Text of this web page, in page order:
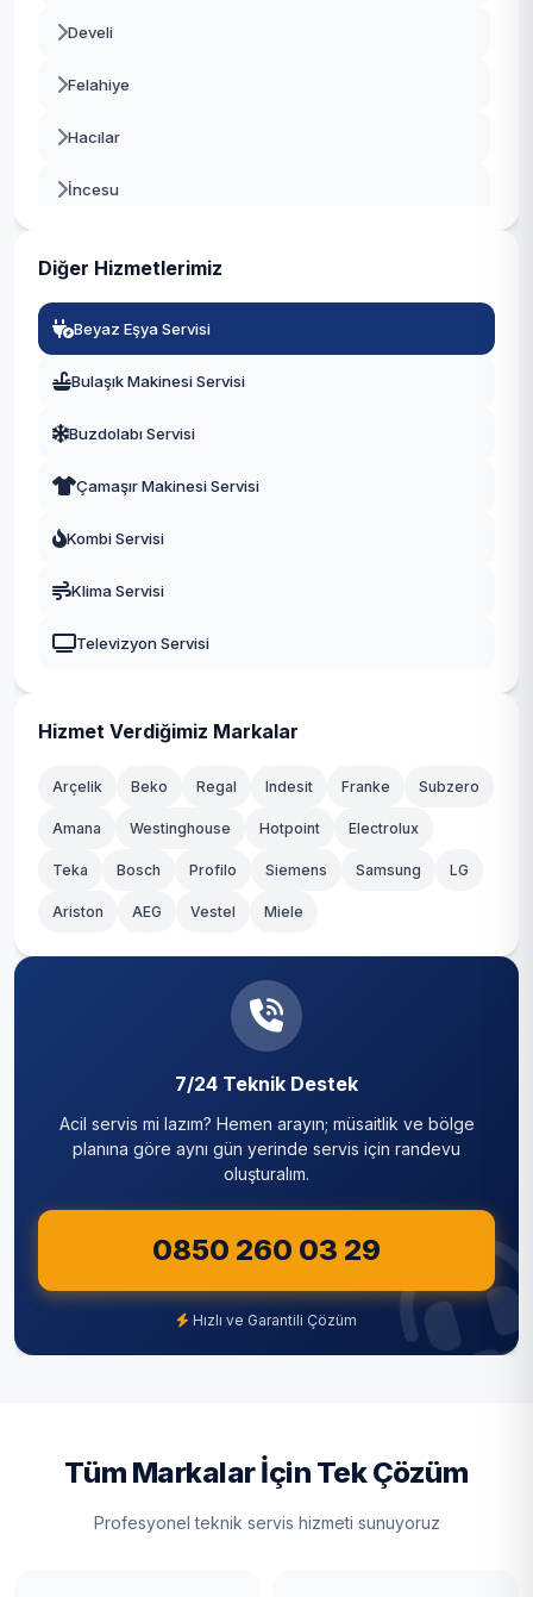
Develi
Felahiye
Hacılar
İncesu
Diğer Hizmetlerimiz
Beyaz Eşya Servisi
Bulaşık Makinesi Servisi
Buzdolabı Servisi
Çamaşır Makinesi Servisi
Kombi Servisi
Klima Servisi
Televizyon Servisi
Hizmet Verdiğimiz Markalar
Arçelik Beko Regal Indesit Franke Subzero
Amana Westinghouse Hotpoint Electrolux
Teka Bosch Profilo Siemens Samsung LG
Ariston AEG Vestel Miele
7/24 Teknik Destek
Acil servis mi lazım? Hemen arayın; müsaitlik ve bölge
planına göre aynı gün yerinde servis için randevu
oluşturalım.
0850 260 03 29
Hızlı ve Garantili Çözüm
Tüm Markalar İçin Tek Çözüm
Profesyonel teknik servis hizmeti sunuyoruz